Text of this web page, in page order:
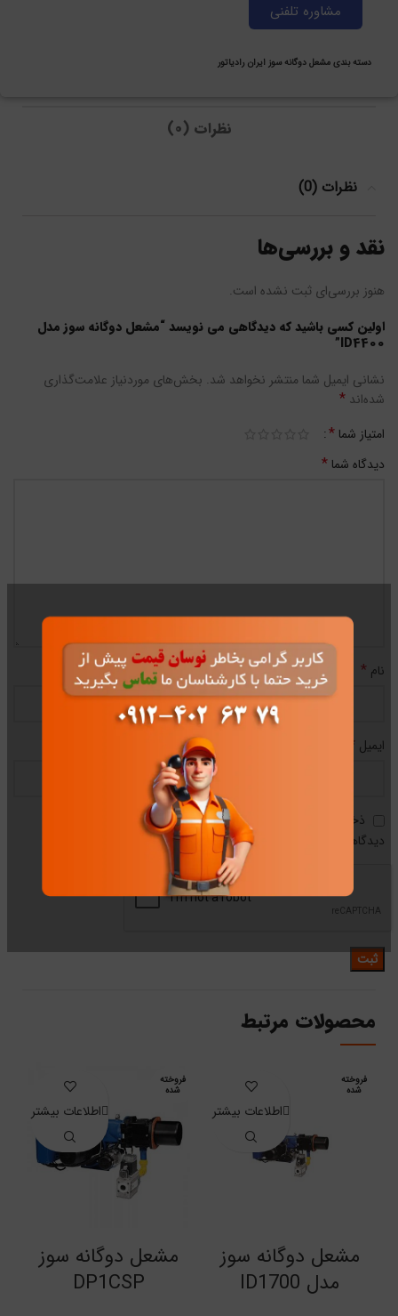
مشاوره تلفنی
دسته بندی مشعل دوگانه سوز ایران رادیاتور
نظرات (0)
نظرات (0)
نقد و بررسی‌ها
هنوز بررسی‌ای ثبت نشده است.
اولین کسی باشید که دیدگاهی می نویسد “مشعل دوگانه سوز مدل
ID4400”
نشانی ایمیل شما منتشر نخواهد شد. بخش‌های موردنیاز علامت‌گذاری
شده‌اند *
امتیاز شما *
دیدگاه شما *
نام *
ایمیل *
ذخیره نام، ایمیل و وبسایت من در مرورگر برای زمانی که دوباره
دیدگاهی می‌نویسم.
محصولات مرتبط
فروخته
شده
مشعل دوگانه سوز
مدل ID1700
اطلاعات بیشتر
فروخته
شده
مشعل دوگانه سوز
DP1CSP
اطلاعات بیشتر